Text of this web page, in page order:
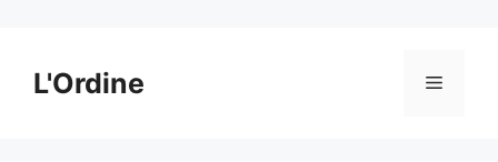
contenuto
L'Ordine Menu